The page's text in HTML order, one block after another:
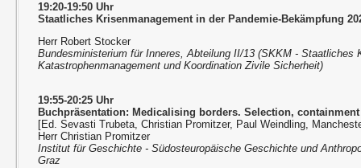
19:20-19:50 Uhr
Staatliches Krisenmanagement in der Pandemie-Bekämpfung
Herr Robert Stocker
Bundesministerium für Inneres, Abteilung II/13 (SKKM - Staatliches
Katastrophenmanagement und Koordination Zivile Sicherheit)
19:55-20:25 Uhr
Buchpräsentation: Medicalising borders. Selection,
[Ed. Sevasti Trubeta, Christian Promitzer, Paul Weindling,
Herr Christian Promitzer
Institut für Geschichte - Südosteuropäische Geschichte und
Graz